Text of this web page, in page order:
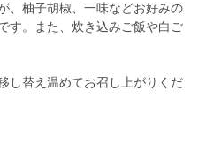
、柚子胡椒、一味などお好みの
す。また、炊き込みご飯や白ご
し替え温めてお召し上がりくだ